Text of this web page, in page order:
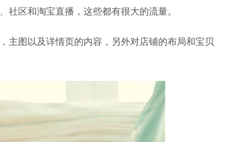
区和淘宝直播，这些都有很大的流量。
图以及详情页的内容，另外对店铺的布局和宝贝